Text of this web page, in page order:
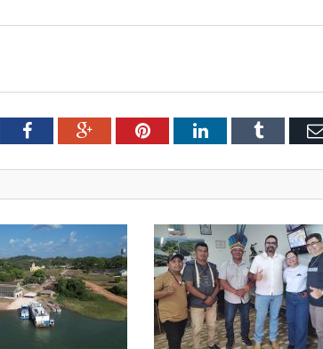
FacebookGoogle+PinterestLinkedInTumblr